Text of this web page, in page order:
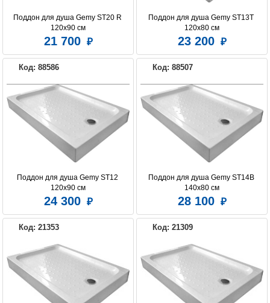
Поддон для душа Gemy ST20 R
120х90 см
21 700
Поддон для душа Gemy ST13T
120х80 см
23 200
Код: 88586
Поддон для душа Gemy ST12
120х90 см
24 300
Код: 88507
Поддон для душа Gemy ST14B
140х80 см
28 100
Код: 21353 Код: 21309